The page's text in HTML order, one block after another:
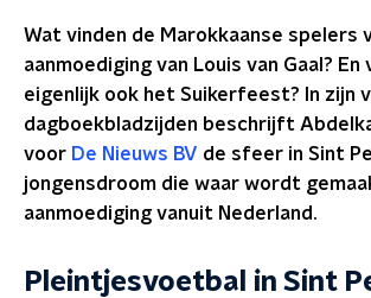
Wat vinden de Marokkaanse spelers
aanmoediging van Louis van Gaal?
eigenlijk ook het Suikerfeest? In zijn
dagboekbladzijden beschrijft
voor De Nieuws BV de sfeer in Sint
jongensdroom die waar wordt
aanmoediging vanuit Nederland.
Pleintjesvoetbal in Sint